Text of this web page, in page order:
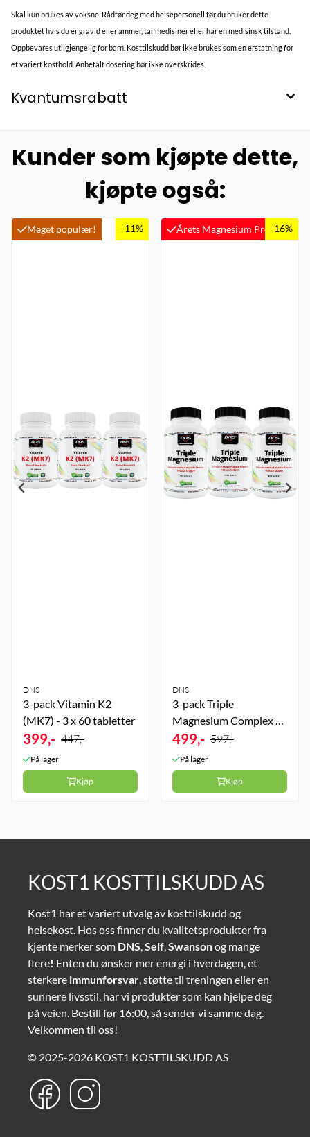
Skal kun brukes av voksne. Rådfør deg med helsepersonell før du bruker dette
produktet hvis du er gravid eller ammer, tar medisiner eller har en medisinsk tilstand.
Oppbevares utilgjengelig for barn. Kosttilskudd bør ikke brukes som en erstatning for
et variert kosthold. Anbefalt dosering bør ikke overskrides.
Kvantumsrabatt
Kunder som kjøpte dette,
kjøpte også:
Meget populær! -11%
DNS
3-pack Vitamin K2
(MK7) - 3 x 60 tabletter
399,- 447,-
På lager
Kjøp
Årets Magnesium Produkt
-16%
DNS
3-pack Triple
Magnesium Complex -
3 x 120 tabletter
499,- 597,-
På lager
Kjøp
KOST1 KOSTTILSKUDD AS
Kost1 har et variert utvalg av kosttilskudd og
helsekost. Hos oss finner du kvalitetsprodukter fra
kjente merker som DNS Self Swansonog mange
flere! Enten du ønsker mer energi i hverdagen, et
sterkere immunforsvar , støtte til treningen eller en
sunnere livsstil, har vi produkter som kan hjelpe deg
på veien. Bestill før 16:00, så sender vi samme dag.
Velkommen til oss!
© 2025-2026 KOST1 KOSTTILSKUDD AS